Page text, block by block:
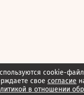
cookie-
свое согласие
в отношении